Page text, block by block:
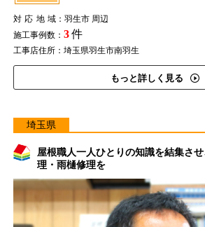
対応地域：羽生市 周辺
施工事例数： 3件
工事店住所：埼玉県羽生市南羽生
もっと詳しく見る
埼玉県
屋根職人一人ひとりの知識を結集さ
理・雨樋修理を